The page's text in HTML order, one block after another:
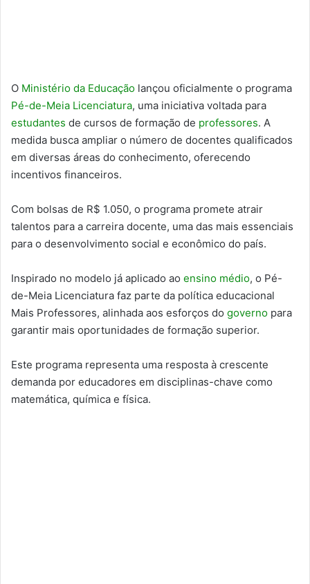
O Ministério da Educação lançou oficialmente o programa
Pé-de-Meia Licenciatura, uma iniciativa voltada para
estudantes de cursos de formação de professores. A
medida busca ampliar o número de docentes qualificados
em diversas áreas do conhecimento, oferecendo
incentivos financeiros.
Com bolsas de R$ 1.050, o programa promete atrair
talentos para a carreira docente, uma das mais essenciais
para o desenvolvimento social e econômico do país.
Inspirado no modelo já aplicado ao ensino médio, o Pé-
de-Meia Licenciatura faz parte da política educacional
Mais Professores, alinhada aos esforços do governo para
garantir mais oportunidades de formação superior.
Este programa representa uma resposta à crescente
demanda por educadores em disciplinas-chave como
matemática, química e física.